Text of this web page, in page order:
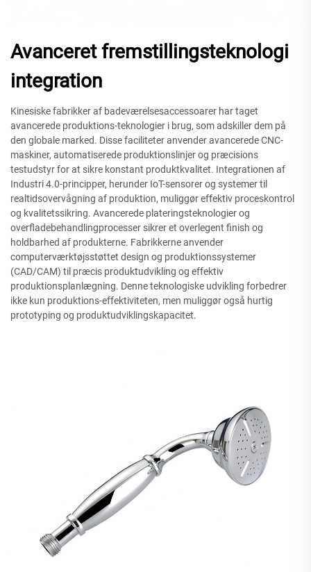
Avanceret fremstillingsteknologi
integration
Kinesiske fabrikker af badeværelsesaccessoarer har taget
avancerede produktions-teknologier i brug, som adskiller dem på
den globale marked. Disse faciliteter anvender avancerede CNC-
maskiner, automatiserede produktionslinjer og præcisions
testudstyr for at sikre konstant produktkvalitet. Integrationen af
Industri 4.0-principper, herunder IoT-sensorer og systemer til
realtidsovervågning af produktion, muliggør effektiv proceskontrol
og kvalitetssikring. Avancerede plateringsteknologier og
overfladebehandlingprocesser sikrer et overlegent finish og
holdbarhed af produkterne. Fabrikkerne anvender
computerværktøjsstøttet design og produktionssystemer
(CAD/CAM) til præcis produktudvikling og effektiv
produktionsplanlægning. Denne teknologiske udvikling forbedrer
ikke kun produktions-effektiviteten, men muliggør også hurtig
prototyping og produktudviklingskapacitet.